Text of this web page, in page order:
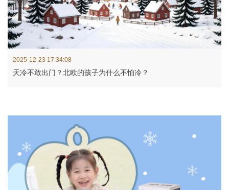
2025-12-23 17:34:08
天冷不敢出门？北欧的孩子为什么不怕冷？